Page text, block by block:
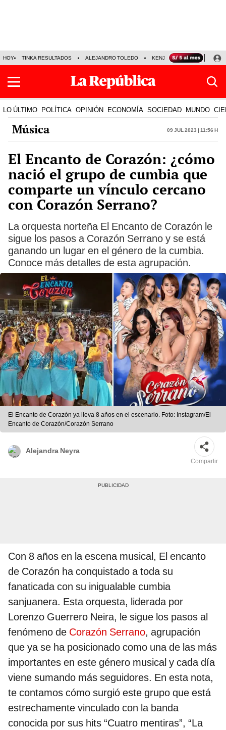
HOY TINKA RESULTADOS ALEJANDRO TOLEDO KENJI FUJIMORI
LO ÚLTIMO POLÍTICA OPINIÓN ECONOMÍA SOCIEDAD MUNDO
Música 09 Jul 2023 | 11:56 h
El Encanto de Corazón: ¿cómo
nació el grupo de cumbia que
comparte un vínculo cercano
con Corazón Serrano?
La orquesta norteña El Encanto de Corazón le
sigue los pasos a Corazón Serrano y se está
ganando un lugar en el género de la cumbia.
Conoce más detalles de esta agrupación.
El Encanto de Corazón ya lleva 8 años en el escenario. Foto: Instagram/El
Encanto de Corazón/Corazón Serrano
Alejandra Neyra
Compartir
Con 8 años en la escena musical, El encanto
de Corazón ha conquistado a toda su
fanaticada con su inigualable cumbia
sanjuanera. Esta orquesta, liderada por
Lorenzo Guerrero Neira, le sigue los pasos al
fenómeno de Corazón Serrano, agrupación
que ya se ha posicionado como una de las más
importantes en este género musical y cada día
viene sumando más seguidores. En esta nota,
te contamos cómo surgió este grupo que está
estrechamente vinculado con la banda
conocida por sus hits “Cuatro mentiras”, “La